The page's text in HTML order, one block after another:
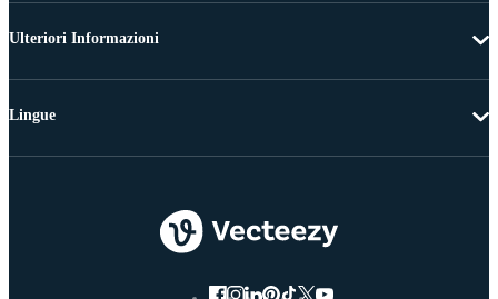
Ulteriori Informazioni
Lingue